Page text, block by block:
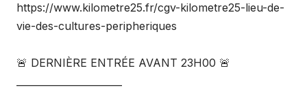
https://www.kilometre25.fr/cgv-kilometre25-lieu-de-
vie-des-cultures-peripheriques
🚨 DERNIÈRE ENTRÉE AVANT 23H00 🚨